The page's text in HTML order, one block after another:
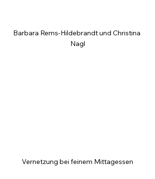
Barbara Rems-Hildebrandt und Christina
Nagl
Vernetzung bei feinem Mittagessen